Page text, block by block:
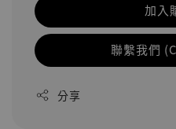
加入
聯繫我們
分享